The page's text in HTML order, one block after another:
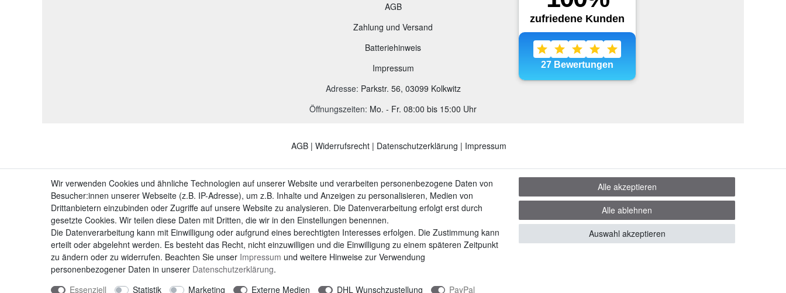
AGB
Zahlung und Versand
Batteriehinweis
Impressum
Adresse: Parkstr. 56, 03099 Kolkwitz
Öffnungszeiten: Mo. - Fr. 08:00 bis 15:00 Uhr
AGB | Widerrufsrecht | Datenschutzerklärung | Impressum
Wir verwenden Cookies und ähnliche Technologien auf unserer Website und verarbeiten personenbezogene Daten von
Besucher:innen unserer Webseite (z.B. IP-Adresse), um z.B. Inhalte und Anzeigen zu personalisieren, Medien von
Drittanbietern einzubinden oder Zugriffe auf unsere Website zu analysieren. Die Datenverarbeitung erfolgt erst durch
gesetzte Cookies. Wir teilen diese Daten mit Dritten, die wir in den Einstellungen benennen.
Die Datenverarbeitung kann mit Einwilligung oder aufgrund eines berechtigten Interesses erfolgen. Die Zustimmung kann
erteilt oder abgelehnt werden. Es besteht das Recht, nicht einzuwilligen und die Einwilligung zu einem späteren Zeitpunkt
zu ändern oder zu widerrufen. Beachten Sie unser Impressum und weitere Hinweise zur Verwendung
personenbezogener Daten in unserer Daten­schutz­erklärung.
Essenziell
Statistik Marketing Externe Medien DHL Wunschzustellung PayPal
Alle akzeptieren
Alle ablehnen
Auswahl akzeptieren